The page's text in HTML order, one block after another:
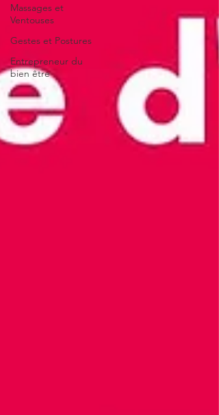
Massages et
Ventouses
Gestes et Postures
Entrepreneur du
bien être